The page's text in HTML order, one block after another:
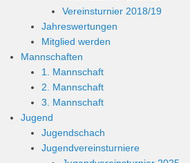
Vereinsturnier 2018/19
Jahreswertungen
Mitglied werden
Mannschaften
1. Mannschaft
2. Mannschaft
3. Mannschaft
Jugend
Jugendschach
Jugendvereinsturniere